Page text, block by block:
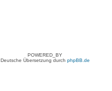
POWERED_BY
Deutsche Übersetzung durch phpBB.de